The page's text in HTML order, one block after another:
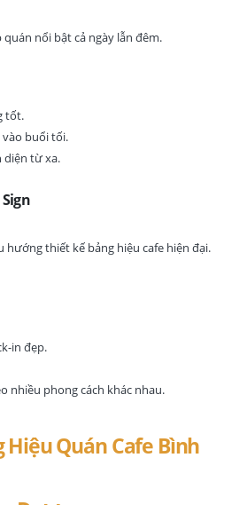
nổi bật cả ngày lẫn đêm.
tốt.
buổi tối.
diện từ xa.
hướng thiết kế bảng hiệu cafe hiện đại.
in đẹp.
nhiều phong cách khác nhau.